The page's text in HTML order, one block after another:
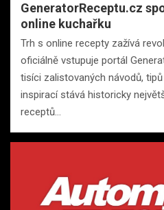
GeneratorReceptu.cz
online kuchařku
Trh s online recepty zažívá
oficiálně vstupuje portál
tisíci zalistovaných návodů,
inspirací stává historicky
receptů…